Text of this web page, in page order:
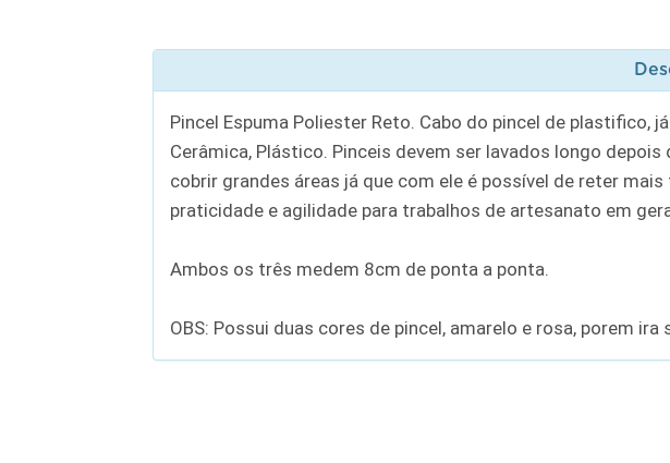
Pincel Espuma Poliester Reto. Cabo do pincel de plastifico,
Cerâmica, Plástico. Pinceis devem ser lavados longo
cobrir grandes áreas já que com ele é possível de reter
praticidade e agilidade para trabalhos de artesanato em
Ambos os três medem 8cm de ponta a ponta.
OBS: Possui duas cores de pincel, amarelo e rosa, porem